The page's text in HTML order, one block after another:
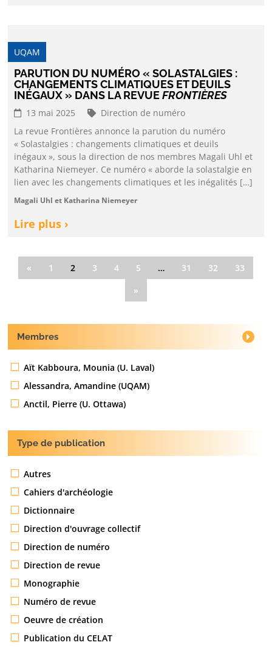
UQAM
PARUTION DU NUMÉRO « SOLASTALGIES :
CHANGEMENTS CLIMATIQUES ET DEUILS
INÉGAUX » DANS LA REVUEFRONTIÈRES
13 mai 2025
Direction de numéro
La revue Frontières annonce la parution du numéro
« Solastalgies : changements climatiques et deuils
inégaux », sous la direction de nos membres Magali Uhl et
Katharina Niemeyer. Ce numéro « aborde la solastalgie en
lien avec les changements climatiques et les inégalités […]
Magali Uhl et Katharina Niemeyer
Lire plus ›
« 1 2 3 4 5 … 31 32
33
»
Membres
Aït Kabboura, Mounia (U. Laval)
Alessandra, Amandine (UQAM)
Anctil, Pierre (U. Ottawa)
Type de publication
Autres
Cahiers d'archéologie
Dictionnaire
Direction d'ouvrage collectif
Direction de numéro
Direction de revue
Monographie
Numéro de revue
Oeuvre de création
Publication du CELAT